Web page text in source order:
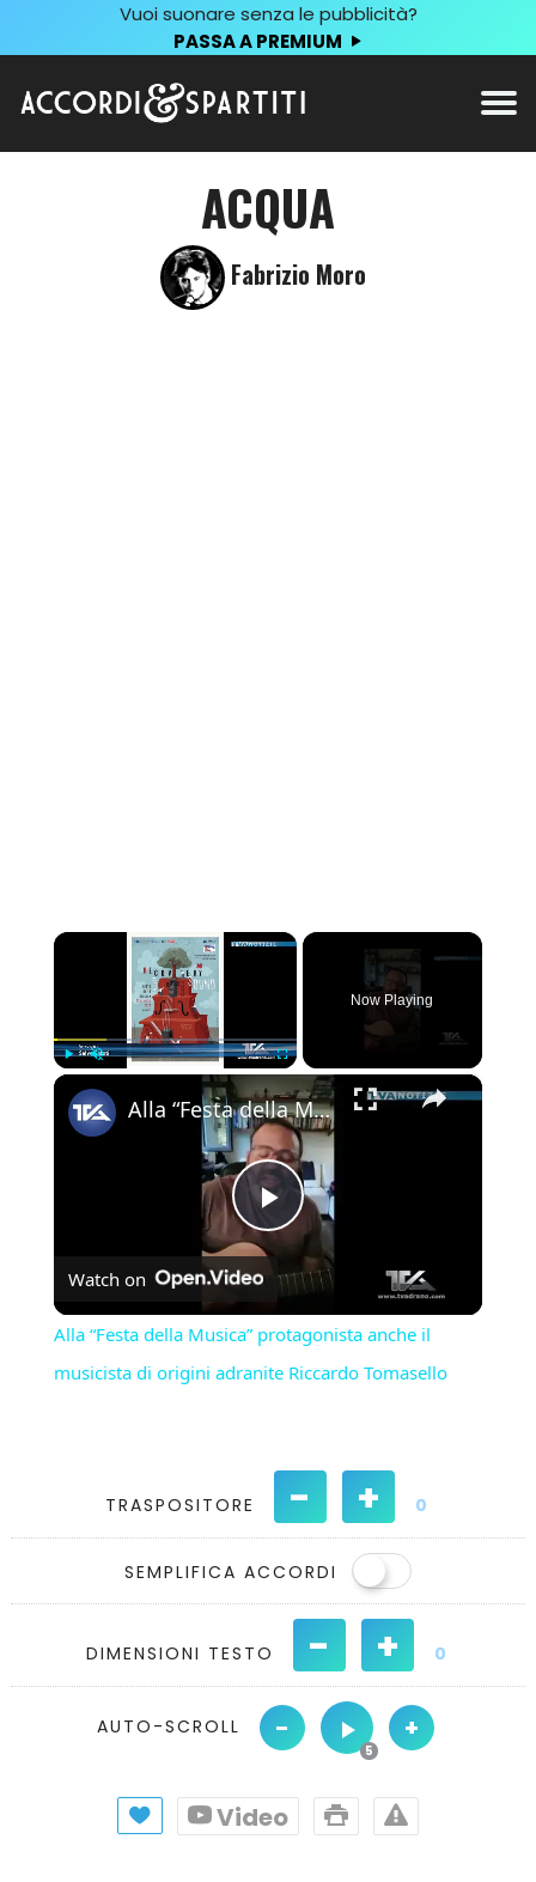
Vuoi suonare senza le pubblicità?
PASSA A PREMIUM
ACQUA
Fabrizio Moro
×
Fullscreen
Now Playing
×
Play
Video
Alla “Festa della Musica” protagonista anche il musicista di origini adranite Riccardo Tomasello
Watch on
Alla “Festa della Musica” protagonista anche il
musicista di origini adranite Riccardo Tomasello
TRASPOSITORE - + 0
SEMPLIFICA ACCORDI
DIMENSIONI TESTO - + 0
AUTO-SCROLL - +
Video